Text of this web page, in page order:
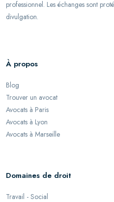
professionnel. Les échanges sont
divulgation.
À propos
Blog
Trouver un avocat
Avocats à Paris
Avocats à Lyon
Avocats à Marseille
Domaines de droit
Travail - Social